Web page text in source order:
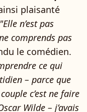
plaisanté
n’est pas
comprends pas
le comédien.
ce qui
– parce que
c’est ne faire
Wilde – j’avais